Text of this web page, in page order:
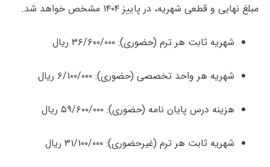
مبلغ نهایی و قطعی شهریه، در پاییز ۱۴۰۴ مشخص خواهد شد.
شهریه ثابت هر ترم (حضوری): ۳۶/۶۰۰/۰۰۰ ریال
شهریه هر واحد تخصصی (حضوری): ۶/۱۰۰/۰۰۰ ریال
هزینه درس پایان نامه (حضوری): ۵۹/۶۰۰/۰۰۰ ریال
شهریه ثابت هر ترم (غیرحضوری): ۳۱/۱۰۰/۰۰۰ ریال